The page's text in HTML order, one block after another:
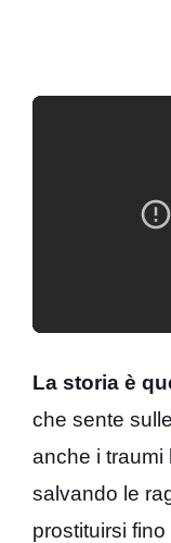
La storia è
che sente
anche i traumi
salvando le
prostituirsi